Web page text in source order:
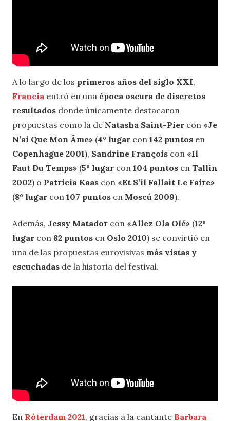
A lo largo de los primeros años del siglo XXI,
Francia entró en una época oscura de discretos
resultados donde únicamente destacaron
propuestas como la de Natasha Saint-Pier con «Je
N’ai Que Mon Âme» (4º lugar con 142 puntos en
Copenhague 2001), Sandrine François con «Il
Faut Du Temps» (5º lugar con 104 puntos en Tallin
2002) o Patricia Kaas con «Et S’il Fallait Le Faire»
(8º lugar con 107 puntos en Moscú 2009).
Además, Jessy Matador con «Allez Ola Olé» (12º
lugar con 82 puntos en Oslo 2010) se convirtió en
una de las propuestas eurovisivas más vistas y
escuchadas de la historia del festival.
En Róterdam 2021, gracias a la cantante Barbara